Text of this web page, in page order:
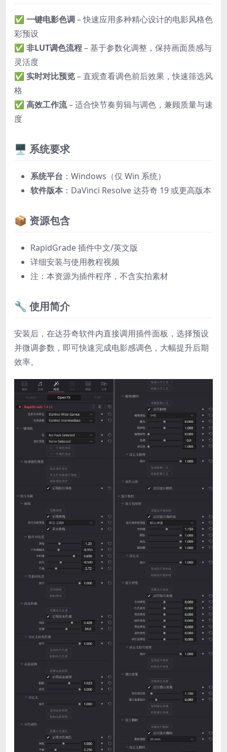
✅ 一键电影色调– 快速应用多种精心设计的电影风格色
彩预设
✅ 非LUT调色流程– 基于参数化调整，保持画面质感与
灵活度
✅ 实时对比预览– 直观查看调色前后效果，快速筛选风
格
✅ 高效工作流– 适合快节奏剪辑与调色，兼顾质量与速
度
🖥️ 系统要求
系统平台 ：Windows（仅 Win 系统）
软件版本：DaVinci Resolve 达芬奇 19 或更高版本
📦 资源包含
RapidGrade 插件中文/英文版
详细安装与使用教程视频
注：本资源为插件程序，不含实拍素材
🔧 使用简介
安装后，在达芬奇软件内直接调用插件面板，选择预设
并微调参数，即可快速完成电影感调色，大幅提升后期
效率。